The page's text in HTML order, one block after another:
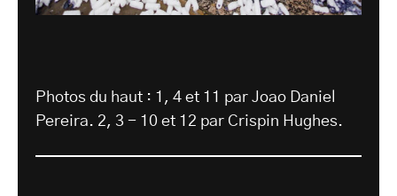
Photos du haut : 1, 4 et 11 par Joao Daniel
Pereira. 2, 3 - 10 et 12 par Crispin Hughes.